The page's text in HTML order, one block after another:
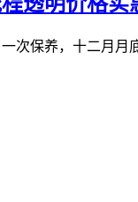
次保养，十二月